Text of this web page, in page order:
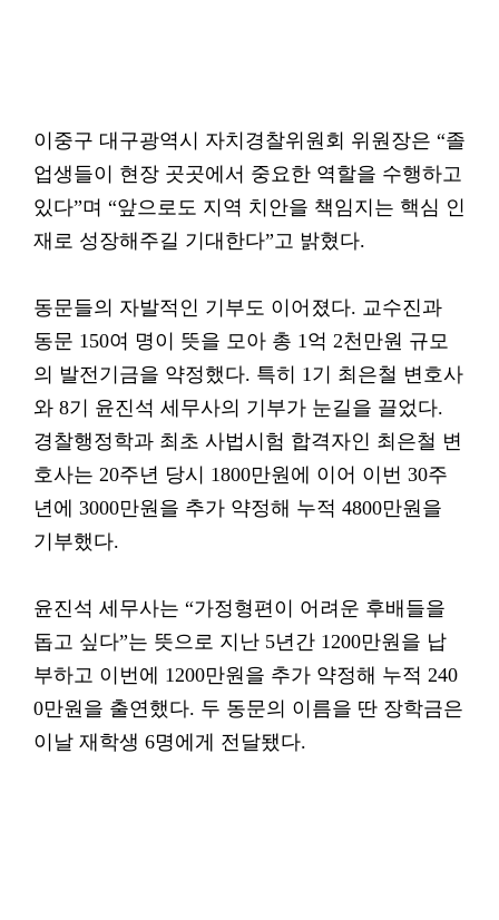
이중구 대구광역시 자치경찰위원회 위원장은 “졸
업생들이 현장 곳곳에서 중요한 역할을 수행하고
있다”며 “앞으로도 지역 치안을 책임지는 핵심 인
재로 성장해주길 기대한다”고 밝혔다.
동문들의 자발적인 기부도 이어졌다. 교수진과
동문 150여 명이 뜻을 모아 총 1억 2천만원 규모
의 발전기금을 약정했다. 특히 1기 최은철 변호사
와 8기 윤진석 세무사의 기부가 눈길을 끌었다.
경찰행정학과 최초 사법시험 합격자인 최은철 변
호사는 20주년 당시 1800만원에 이어 이번 30주
년에 3000만원을 추가 약정해 누적 4800만원을
기부했다.
윤진석 세무사는 “가정형편이 어려운 후배들을
돕고 싶다”는 뜻으로 지난 5년간 1200만원을 납
부하고 이번에 1200만원을 추가 약정해 누적 240
0만원을 출연했다. 두 동문의 이름을 딴 장학금은
이날 재학생 6명에게 전달됐다.